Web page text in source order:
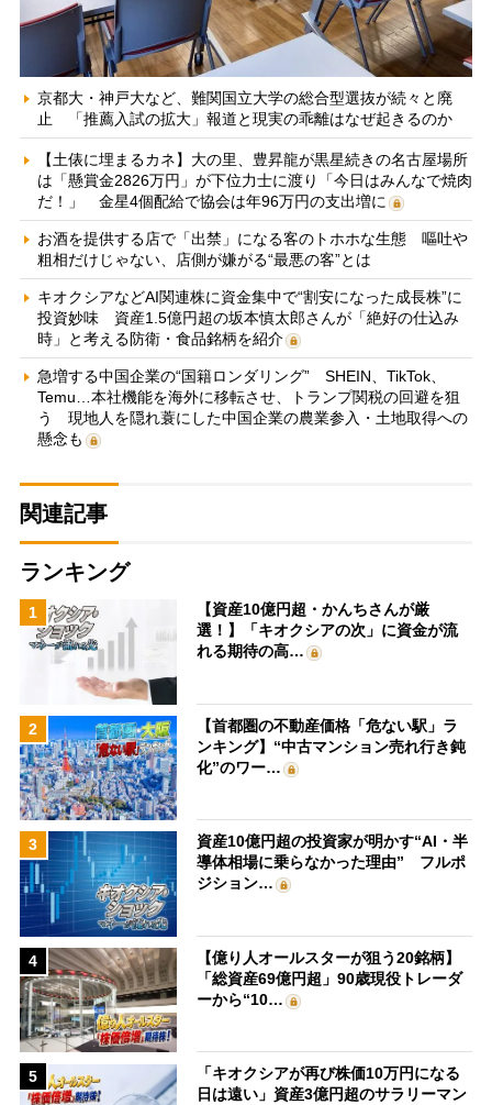
京都大・神戸大など、難関国立大学の総合型選抜が続々と廃
止 「推薦入試の拡大」報道と現実の乖離はなぜ起きるのか
【土俵に埋まるカネ】大の里、豊昇龍が黒星続きの名古屋場所
は「懸賞金2826万円」が下位力士に渡り「今日はみんなで焼肉
だ！」 金星4個配給で協会は年96万円の支出増に
お酒を提供する店で「出禁」になる客のトホホな生態 嘔吐や
粗相だけじゃない、店側が嫌がる“最悪の客”とは
キオクシアなどAI関連株に資金集中で“割安になった成長株”に
投資妙味 資産1.5億円超の坂本慎太郎さんが「絶好の仕込み
時」と考える防衛・食品銘柄を紹介
急増する中国企業の“国籍ロンダリング” SHEIN、TikTok、
Temu…本社機能を海外に移転させ、トランプ関税の回避を狙
う 現地人を隠れ蓑にした中国企業の農業参入・土地取得への
懸念も
関連記事
ランキング
1
【資産10億円超・かんちさんが厳
選！】「キオクシアの次」に資金が流
れる期待の高…
2
【首都圏の不動産価格「危ない駅」ラ
ンキング】“中古マンション売れ行き鈍
化”のワー…
3
資産10億円超の投資家が明かす“AI・半
導体相場に乗らなかった理由” フルポ
ジション…
4
【億り人オールスターが狙う20銘柄】
「総資産69億円超」90歳現役トレーダ
ーから“10…
5
「キオクシアが再び株価10万円になる
日は遠い」資産3億円超のサラリーマン